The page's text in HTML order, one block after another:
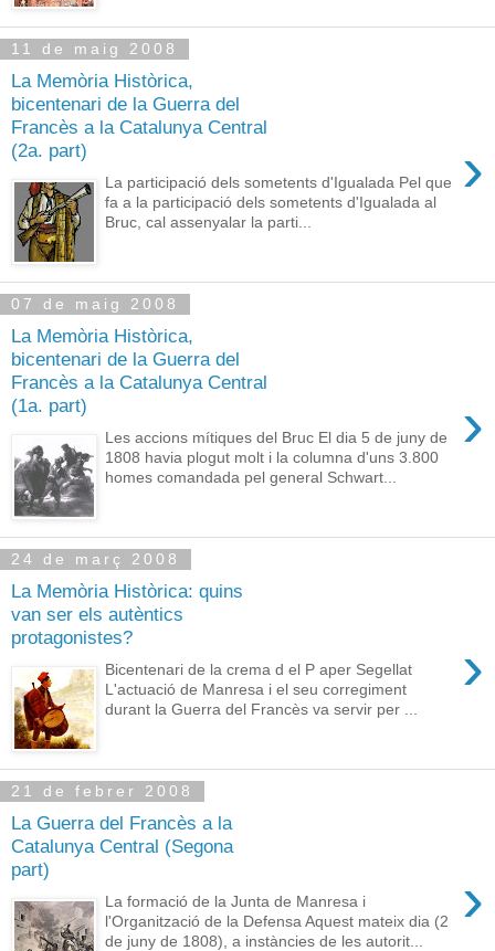
11 de maig 2008
La Memòria Històrica,
bicentenari de la Guerra del
Francès a la Catalunya Central
(2a. part)
›
La participació dels sometents d'Igualada Pel que
fa a la participació dels sometents d'Igualada al
Bruc, cal assenyalar la parti...
07 de maig 2008
La Memòria Històrica,
bicentenari de la Guerra del
Francès a la Catalunya Central
(1a. part)
›
Les accions mítiques del Bruc El dia 5 de juny de
1808 havia plogut molt i la columna d'uns 3.800
homes comandada pel general Schwart...
24 de març 2008
La Memòria Històrica: quins
van ser els autèntics
protagonistes?
›
Bicentenari de la crema d el P aper Segellat
L'actuació de Manresa i el seu corregiment
durant la Guerra del Francès va servir per ...
21 de febrer 2008
La Guerra del Francès a la
Catalunya Central (Segona
part)
›
La formació de la Junta de Manresa i
l'Organització de la Defensa Aquest mateix dia (2
de juny de 1808), a instàncies de les autorit...